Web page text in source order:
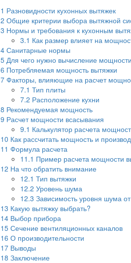
1 Разновидности кухонных вытяжек
2 Общие критерии выбора вытяжной
3 Нормы и требования к кухонным
3.1 Как размер влияет на
4 Санитарные нормы
5 Для чего нужно вычисление мощности
6 Потребляемая мощность вытяжки
7 Факторы, влияющие на расчет
7.1 Тип плиты
7.2 Расположение кухни
8 Рекомендуемая мощность
9 Расчет мощности всасывания
9.1 Калькулятор расчета
10 Как рассчитать мощность и
11 Формула расчета
11.1 Пример расчета мощности
12 На что обратить внимание
12.1 Тип вытяжки
12.2 Уровень шума
12.3 Зависимость уровня шума
13 Какую вытяжку выбрать?
14 Выбор прибора
15 Сечение вентиляционных каналов
16 О производительности
17 Выводы
18 Заключение